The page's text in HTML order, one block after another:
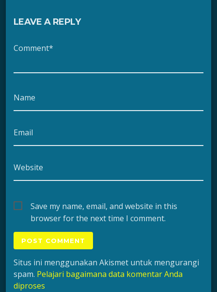
LEAVE A REPLY
Comment*
Name
Email
Website
Save my name, email, and website in this
browser for the next time I comment.
Situs ini menggunakan Akismet untuk mengurangi
spam. Pelajari bagaimana data komentar Anda
diproses